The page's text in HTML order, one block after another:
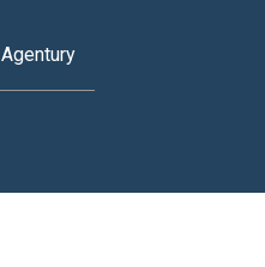
Agentury